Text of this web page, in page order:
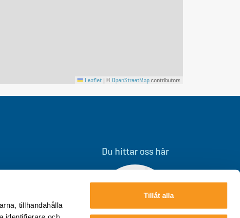
tillhandahålla
Tillåt alla
Leaflet | © OpenStreetMap contributors
Du hittar oss här